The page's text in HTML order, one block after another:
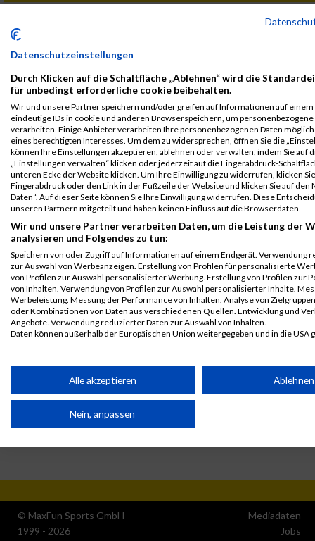
Herzlauf - 6km
Vienna Night
Vienna Night Run
36326
2014
VeranstaltungStnr
First
NameLast Name Jahr Nation Verein Net
Vienna Night
Run
Vienna Night Run
3595 Jana Friedlmayer 1988 AUT
Crazy
Chicks
GPos = Geschlechter Position, KPos = Kategorie Position, TPos =
Disqualifiziert
© MaxFun Sports GmbH
1999 - 2026
Mediadaten
Jobs
Datenschutzeinstellungen
Durch Klicken auf die Schaltfläche „Ablehnen“ wird die
für unbedingt erforderliche cookie beibehalten.
Wir und unsere Partner speichern und/oder greifen auf Informationen auf einem
eindeutige IDs in cookie und anderen Browserspeichern, um personenbezogene
verarbeiten. Einige Anbieter verarbeiten Ihre personenbezogenen Daten
eines berechtigten Interesses. Um dem zu widersprechen, öffnen Sie die
können Ihre Einstellungen akzeptieren, ablehnen oder verwalten, indem Sie auf
„Einstellungen verwalten“ klicken oder jederzeit auf die Fingerabdruck-
unteren Ecke der Website klicken. Um Ihre Einwilligung zu widerrufen, klicken
Fingerabdruck oder den Link in der Fußzeile der Website und klicken Sie auf den
Daten“. Auf dieser Seite können Sie Ihre Einwilligung widerrufen. Diese
unseren Partnern mitgeteilt und haben keinen Einfluss auf die Browserdaten.
Wir und unsere Partner verarbeiten Daten, um die Leistung der
analysieren und Folgendes zu tun:
Speichern von oder Zugriff auf Informationen auf einem Endgerät. Verwendung
zur Auswahl von Werbeanzeigen. Erstellung von Profilen für personalisierte
von Profilen zur Auswahl personalisierter Werbung. Erstellung von Profilen zur
von Inhalten. Verwendung von Profilen zur Auswahl personalisierter Inhalte.
Werbeleistung. Messung der Performance von Inhalten. Analyse von
oder Kombinationen von Daten aus verschiedenen Quellen. Entwicklung und
Angebote. Verwendung reduzierter Daten zur Auswahl von Inhalten.
Daten können außerhalb der Europäischen Union weitergegeben und in die USA
Partnerliste anzeigen (1 IAB-Anbieter)
Wir nutzen Ihre Daten für folgende Zwecke:
IAB-Verarbeitungszwecke:
Verwendung reduzierter Daten zur Auswahl von
Erstellung von Profilen für personalisierte Werbung
Alle akzeptieren Ablehnen
Nein, anpassen